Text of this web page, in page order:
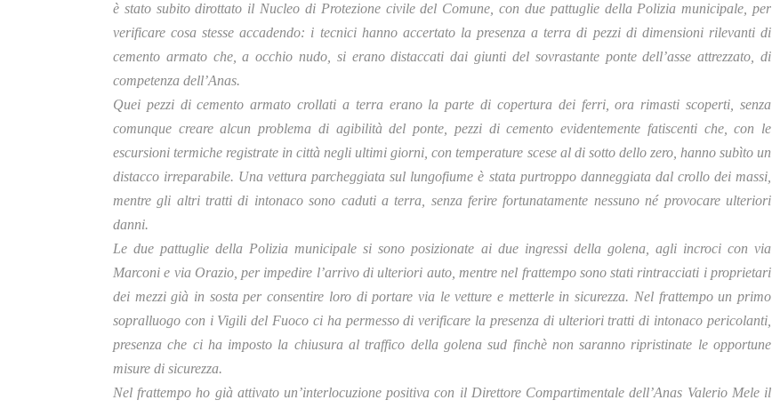
è stato subito dirottato il Nucleo di Protezione civile del Comune, con due pattuglie della Polizia municipale, per
verificare cosa stesse accadendo: i tecnici hanno accertato la presenza a terra di pezzi di dimensioni rilevanti di
cemento armato che, a occhio nudo, si erano distaccati dai giunti del sovrastante ponte dell’asse attrezzato, di
competenza dell’Anas.
Quei pezzi di cemento armato crollati a terra erano la parte di copertura dei ferri, ora rimasti scoperti, senza
comunque creare alcun problema di agibilità del ponte, pezzi di cemento evidentemente fatiscenti che, con le
escursioni termiche registrate in città negli ultimi giorni, con temperature scese al di sotto dello zero, hanno subìto un
distacco irreparabile. Una vettura parcheggiata sul lungofiume è stata purtroppo danneggiata dal crollo dei massi,
mentre gli altri tratti di intonaco sono caduti a terra, senza ferire fortunatamente nessuno né provocare ulteriori
danni.
Le due pattuglie della Polizia municipale si sono posizionate ai due ingressi della golena, agli incroci con via
Marconi e via Orazio, per impedire l’arrivo di ulteriori auto, mentre nel frattempo sono stati rintracciati i proprietari
dei mezzi già in sosta per consentire loro di portare via le vetture e metterle in sicurezza. Nel frattempo un primo
sopralluogo con i Vigili del Fuoco ci ha permesso di verificare la presenza di ulteriori tratti di intonaco pericolanti,
presenza che ci ha imposto la chiusura al traffico della golena sud finchè non saranno ripristinate le opportune
misure di sicurezza.
Nel frattempo ho già attivato un’interlocuzione positiva con il Direttore Compartimentale dell’Anas Valerio Mele il